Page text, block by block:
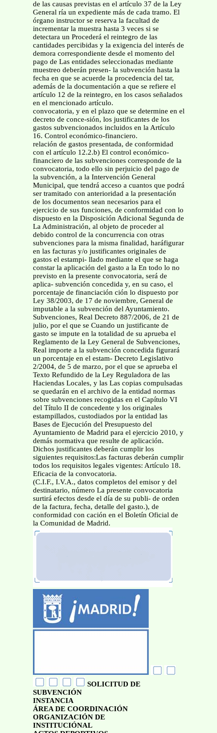
de las causas previstas en el artículo 37 de la Ley
General ría un expediente más de cada tramo. El
órgano instructor se reserva la facultad de
incrementar la muestra hasta 3 veces si se
detectara un Procederá el reintegro de las
cantidades percibidas y la exigencia del interés de
demora correspondiente desde el momento del
pago de Las entidades seleccionadas mediante
muestreo deberán presen- la subvención hasta la
fecha en que se acuerde la procedencia del tar,
además de la documentación a que se refiere el
artículo 12 de la reintegro, en los casos señalados
en el mencionado artículo.
convocatoria, y en el plazo que se determine en el
decreto de conce-sión, los justificantes de los
gastos subvencionados incluidos en la Artículo
16. Control económico-financiero.
relación de gastos presentada, de conformidad
con el artículo 12.2.b) El control económico-
financiero de las subvenciones corresponde de la
convocatoria, todo ello sin perjuicio del pago de
la subvención, a la Intervención General
Municipal, que tendrá acceso a cuantos que podrá
ser tramitado con anterioridad a la presentación
de los documentos sean necesarios para el
ejercicio de sus funciones, de conformidad con lo
dispuesto en la Disposición Adicional Segunda de
La Administración, al objeto de proceder al
debido control de la concurrencia con otras
subvenciones para la misma finalidad, haráfigurar
en las facturas y/o justificantes originales de
gastos el estampi- llado mediante el que se haga
constar la aplicación del gasto a la En todo lo no
previsto en la presente convocatoria, será de
aplica- subvención concedida y, en su caso, el
porcentaje de financiación ción lo dispuesto por
Ley 38/2003, de 17 de noviembre, General de
imputable a la subvención del Ayuntamiento.
Subvenciones, Real Decreto 887/2006, de 21 de
julio, por el que se Cuando un justificante de
gasto se impute en la totalidad de su aprueba el
Reglamento de la Ley General de Subvenciones,
Real importe a la subvención concedida figurará
un porcentaje en el estam- Decreto Legislativo
2/2004, de 5 de marzo, por el que se aprueba el
Texto Refundido de la Ley Reguladora de las
Haciendas Locales, y las Las copias compulsadas
se quedarán en el archivo de la entidad normas
sobre subvenciones recogidas en el Capítulo VI
del Título II de concedente y los originales
estampillados, custodiados por la entidad las
Bases de Ejecución del Presupuesto del
Ayuntamiento de Madrid para el ejercicio 2010, y
demás normativa que resulte de aplicación.
Dichos justificantes deberán cumplir los
siguientes requisitos:Las facturas deberán cumplir
todos los requisitos legales vigentes: Artículo 18.
Eficacia de la convocatoria.
(C.I.F., I.V.A., datos completos del emisor y del
destinatario, número La presente convocatoria
surtirá efectos desde el día de su publi- de orden
de la factura, fecha, detalle del gasto.), de
conformidad con cación en el Boletín Oficial de
la Comunidad de Madrid.
SOLICITUD DE
SUBVENCIÓN
INSTANCIA
ÁREA DE COORDINACIÓN
ORGANIZACIÓN DE
INSTITUCIÓNAL